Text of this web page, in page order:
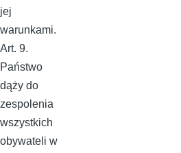
jej
warunkami.
Art. 9.
Państwo
dąży do
zespolenia
wszystkich
obywateli w